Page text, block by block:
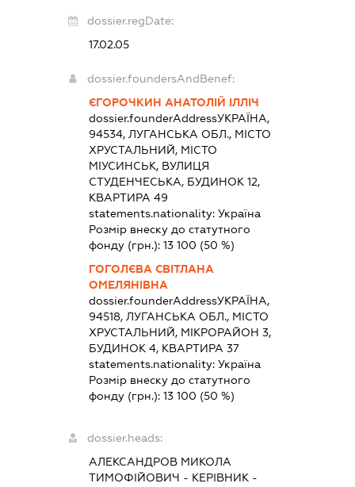
dossier.regDate:
17.02.05
dossier.foundersAndBenef:
ЄГОРОЧКИН АНАТОЛІЙ ІЛЛІЧ
dossier.founderAddressУКРАЇНА,
94534, ЛУГАНСЬКА ОБЛ., МІСТО
ХРУСТАЛЬНИЙ, МІСТО
МІУСИНСЬК, ВУЛИЦЯ
СТУДЕНЧЕСЬКА, БУДИНОК 12,
КВАРТИРА 49
statements.nationality: Україна
Розмір внеску до статутного
фонду (грн.): 13 100 (50 %)
ГОГОЛЄВА СВІТЛАНА
ОМЕЛЯНІВНА
dossier.founderAddressУКРАЇНА,
94518, ЛУГАНСЬКА ОБЛ., МІСТО
ХРУСТАЛЬНИЙ, МІКРОРАЙОН 3,
БУДИНОК 4, КВАРТИРА 37
statements.nationality: Україна
Розмір внеску до статутного
фонду (грн.): 13 100 (50 %)
dossier.heads:
АЛЕКСАНДРОВ МИКОЛА
ТИМОФІЙОВИЧ - КЕРІВНИК-